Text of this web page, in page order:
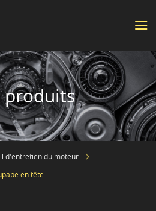
produits
d'entretien du moteur
en tête